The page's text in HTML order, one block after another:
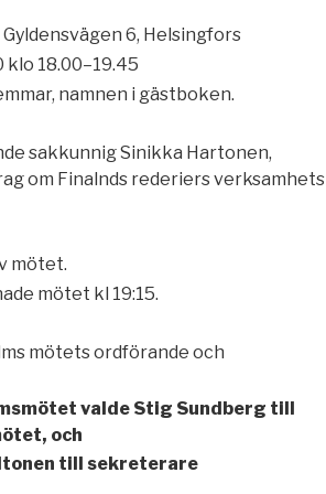
Gyldensvägen 6, Helsingfors
klo 18.00–19.45
namnen i gästboken.
sakkunnig Sinikka Hartonen,
om Finalnds rederiers verksamhets
mötet.
mötet kl 19:15.
mötets ordförande och
valde Stig Sundberg till
och
till sekreterare